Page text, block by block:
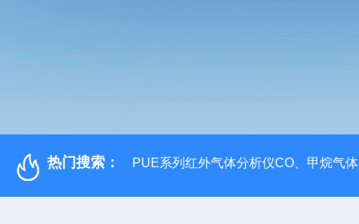
热门搜索： PUE系列红外气体分析仪CO、甲烷气